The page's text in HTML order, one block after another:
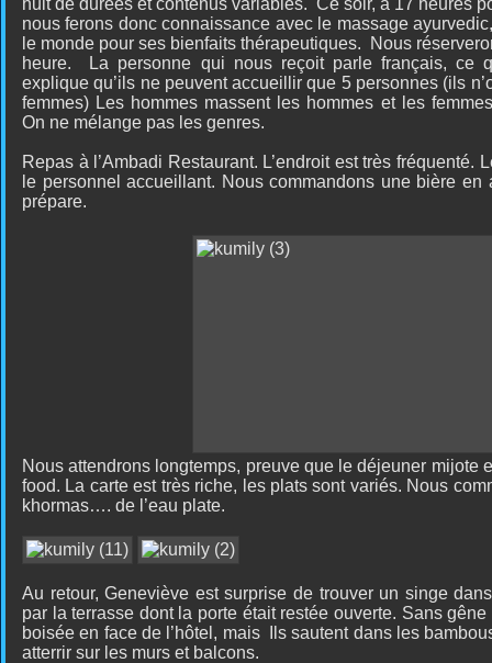
huit de durées et contenus variables. Ce soir, à 17 heures
nous ferons donc connaissance avec le massage
le monde pour ses bienfaits thérapeutiques.
Nous
heure.
La personne qui nous reçoit parle français, ce
explique qu’ils ne peuvent accueillir que 5 personnes (ils
femmes) Les hommes massent les hommes et les
On ne mélange pas les genres.
Repas à l’Ambadi Restaurant. L’endroit est très fréquenté.
le personnel accueillant. Nous commandons une bière en
prépare.
Nous attendrons longtemps, preuve que le déjeuner mijote
food. La carte est très riche, les plats sont variés. Nous
khormas…. de l’eau plate.
Au retour, Geneviève est surprise de trouver un singe
par la terrasse dont la porte était restée ouverte. Sans
boisée en face de l’hôtel, mais
Ils sautent dans les
atterrir sur les murs et balcons.